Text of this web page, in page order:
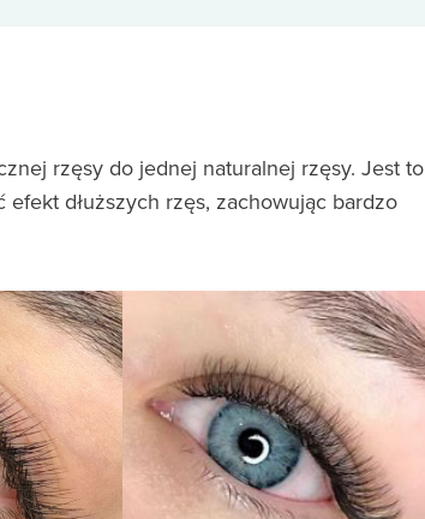
rzęsy do jednej naturalnej rzęsy. Jest to
dłuższych rzęs, zachowując bardzo